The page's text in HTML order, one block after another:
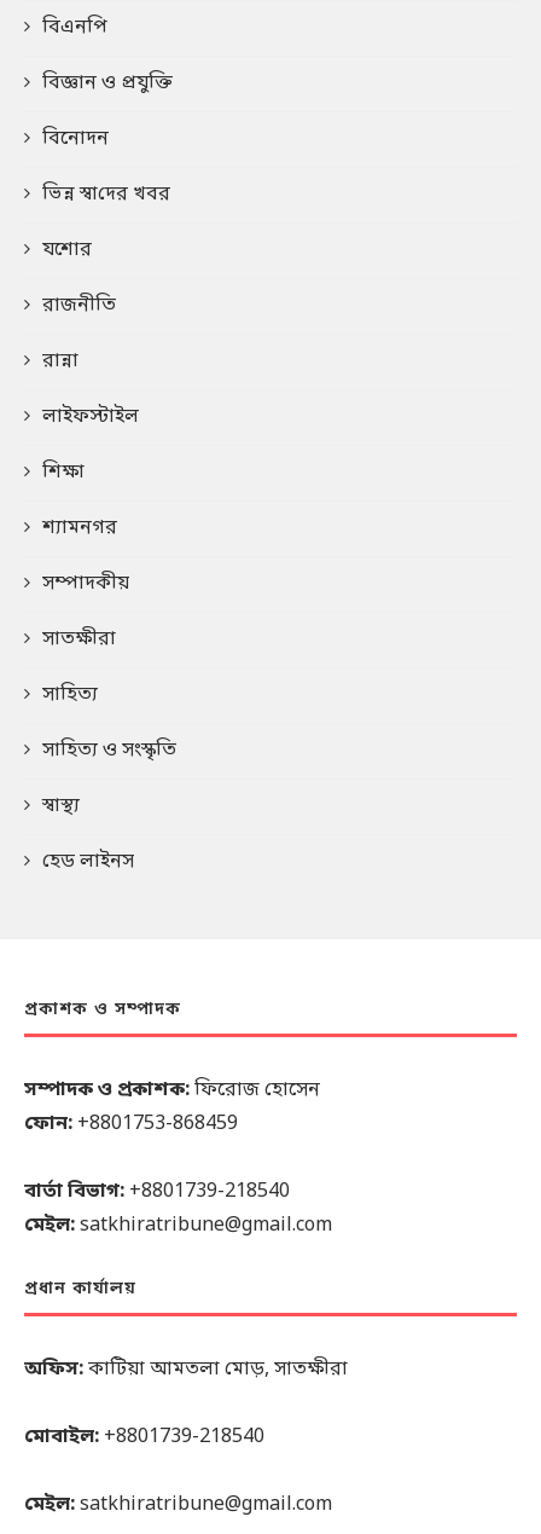
বিএনপি
বিজ্ঞান ও প্রযুক্তি
বিনোদন
ভিন্ন স্বা‌দের খবর
যশোর
রাজনীতি
রান্না
লাইফস্টাইল
শিক্ষা
শ্যামনগর
সম্পাদকীয়
সাতক্ষীরা
সাহিত্য
সাহিত্য ও সংস্কৃতি
স্বাস্থ্য
হেড লাইনস
প্রকাশক ও সম্পাদক
সম্পাদক ও প্রকাশক:ফিরোজ হোসেন
ফোন: +8801753-868459
বার্তা বিভাগ: +8801739-218540
মেইল:satkhiratribune@gmail.com
প্রধান কার্যালয়
অফিস:কাটিয়া আমতলা মোড়, সাতক্ষীরা
মোবাইল: +8801739-218540
মেইল:satkhiratribune@gmail.com